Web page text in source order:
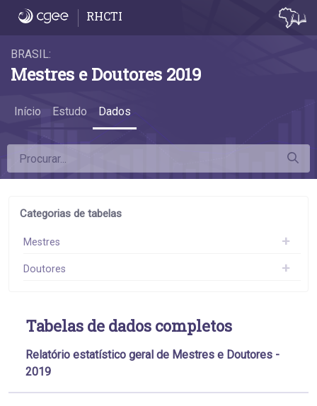
Dados RHCTI
BRASIL:
Mestres e Doutores 2019
Início Estudo Dados
Categorias de tabelas
Mestres
Doutores
Tabelas de dados completos
Relatório estatístico geral de Mestres e Doutores -
2019